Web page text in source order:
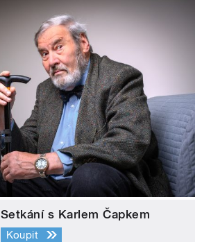
Setkání s Karlem Čapkem
Koupit